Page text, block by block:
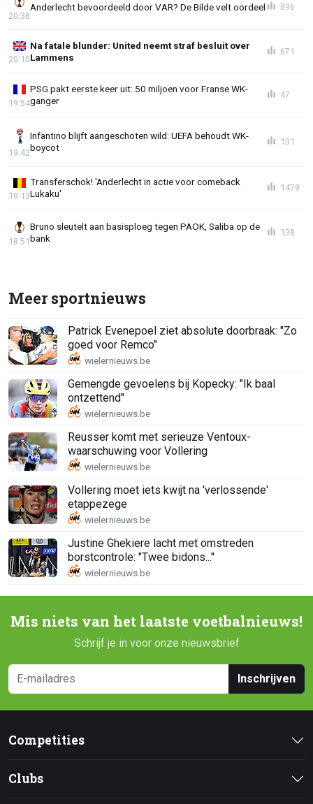
Anderlecht bevoordeeld door VAR? De Bilde velt oordeel
20:38
396
Na fatale blunder: United neemt straf besluit over
Lammens
20:10
671
PSG pakt eerste keer uit: 50 miljoen voor Franse WK-
ganger
19:54
47
Infantino blijft aangeschoten wild: UEFA behoudt WK-
boycot
19:42
101
Transferschok! 'Anderlecht in actie voor comeback
Lukaku'
19:13
1479
Bruno sleutelt aan basisploeg tegen PAOK, Saliba op de
bank
18:51
138
Meer sportnieuws
Patrick Evenepoel ziet absolute doorbraak: "Zo
goed voor Remco"
Gemengde gevoelens bij Kopecky: "Ik baal
ontzettend"
Reusser komt met serieuze Ventoux-
waarschuwing voor Vollering
Vollering moet iets kwijt na 'verlossende'
etappezege
Justine Ghekiere lacht met omstreden
borstcontrole: "Twee bidons..."
Mis niets van het laatste voetbalnieuws!
Schrijf je in voor onze nieuwsbrief
Inschrijven
Competities
Clubs